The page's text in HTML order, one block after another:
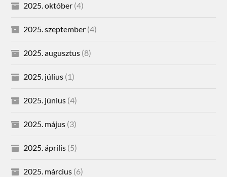
2025. október (4)
2025. szeptember (4)
2025. augusztus (8)
2025. július (1)
2025. június (4)
2025. május (3)
2025. április (5)
2025. március (6)